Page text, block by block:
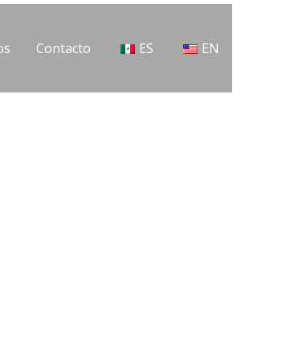
Contacto ES EN